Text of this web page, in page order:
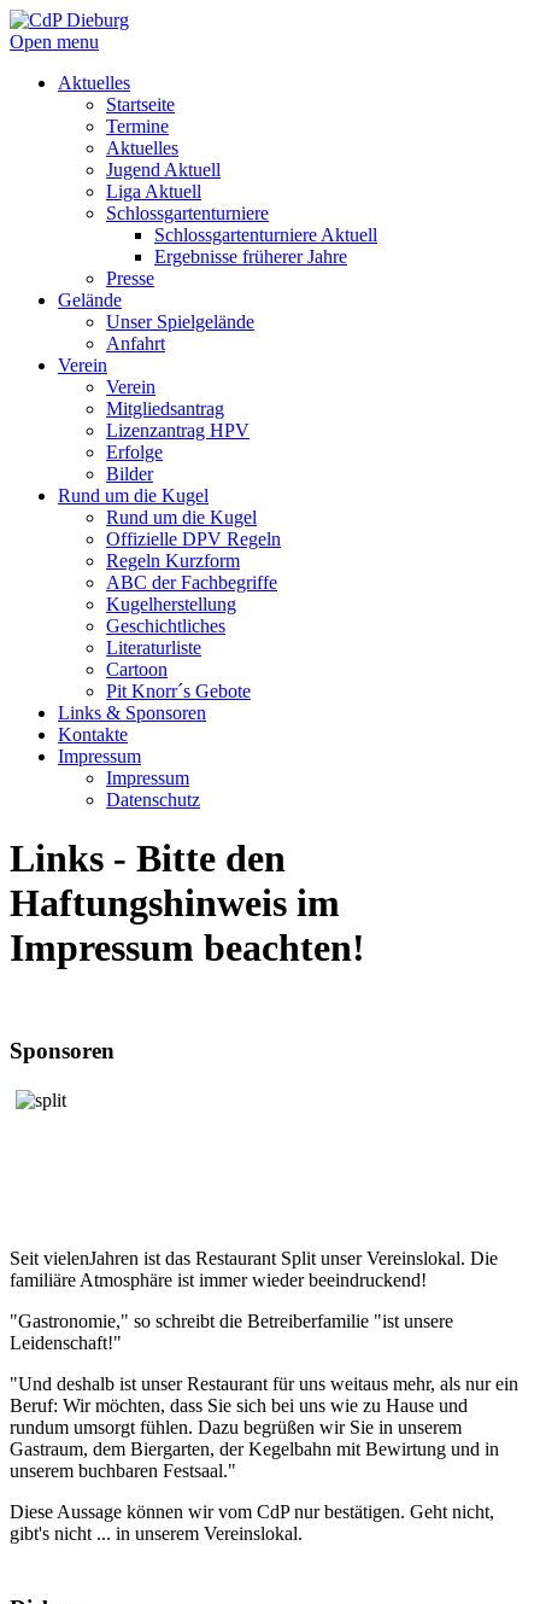
Open menu
Aktuelles
Startseite
Termine
Aktuelles
Jugend Aktuell
Liga Aktuell
Schlossgartenturniere
Schlossgartenturniere Aktuell
Ergebnisse früherer Jahre
Presse
Gelände
Unser Spielgelände
Anfahrt
Verein
Verein
Mitgliedsantrag
Lizenzantrag HPV
Erfolge
Bilder
Rund um die Kugel
Rund um die Kugel
Offizielle DPV Regeln
Regeln Kurzform
ABC der Fachbegriffe
Kugelherstellung
Geschichtliches
Literaturliste
Cartoon
Pit Knorr´s Gebote
Links & Sponsoren
Kontakte
Impressum
Impressum
Datenschutz
Links - Bitte den
Haftungshinweis im
Impressum beachten!
Sponsoren
Seit vielenJahren ist das Restaurant Split unser Vereinslokal. Die
familiäre Atmosphäre ist immer wieder beeindruckend!
"Gastronomie," so schreibt die Betreiberfamilie "ist unsere
Leidenschaft!"
"Und deshalb ist unser Restaurant für uns weitaus mehr, als nur ein
Beruf: Wir möchten, dass Sie sich bei uns wie zu Hause und
rundum umsorgt fühlen. Dazu begrüßen wir Sie in unserem
Gastraum, dem Biergarten, der Kegelbahn mit Bewirtung und in
unserem buchbaren Festsaal."
Diese Aussage können wir vom CdP nur bestätigen. Geht nicht,
gibt's nicht ... in unserem Vereinslokal.